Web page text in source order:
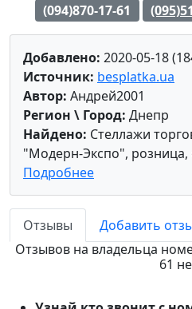
(094)870-17-61
Добавлено: 2020-05-18
Источник: besplatka.ua
Автор: Андрей2001
Регион \ Город: Днепр
Найдено: Стеллажи
"Модерн-Экспо",
Подробнее
Отзывы
Добавить
Отзывов на владельца
61